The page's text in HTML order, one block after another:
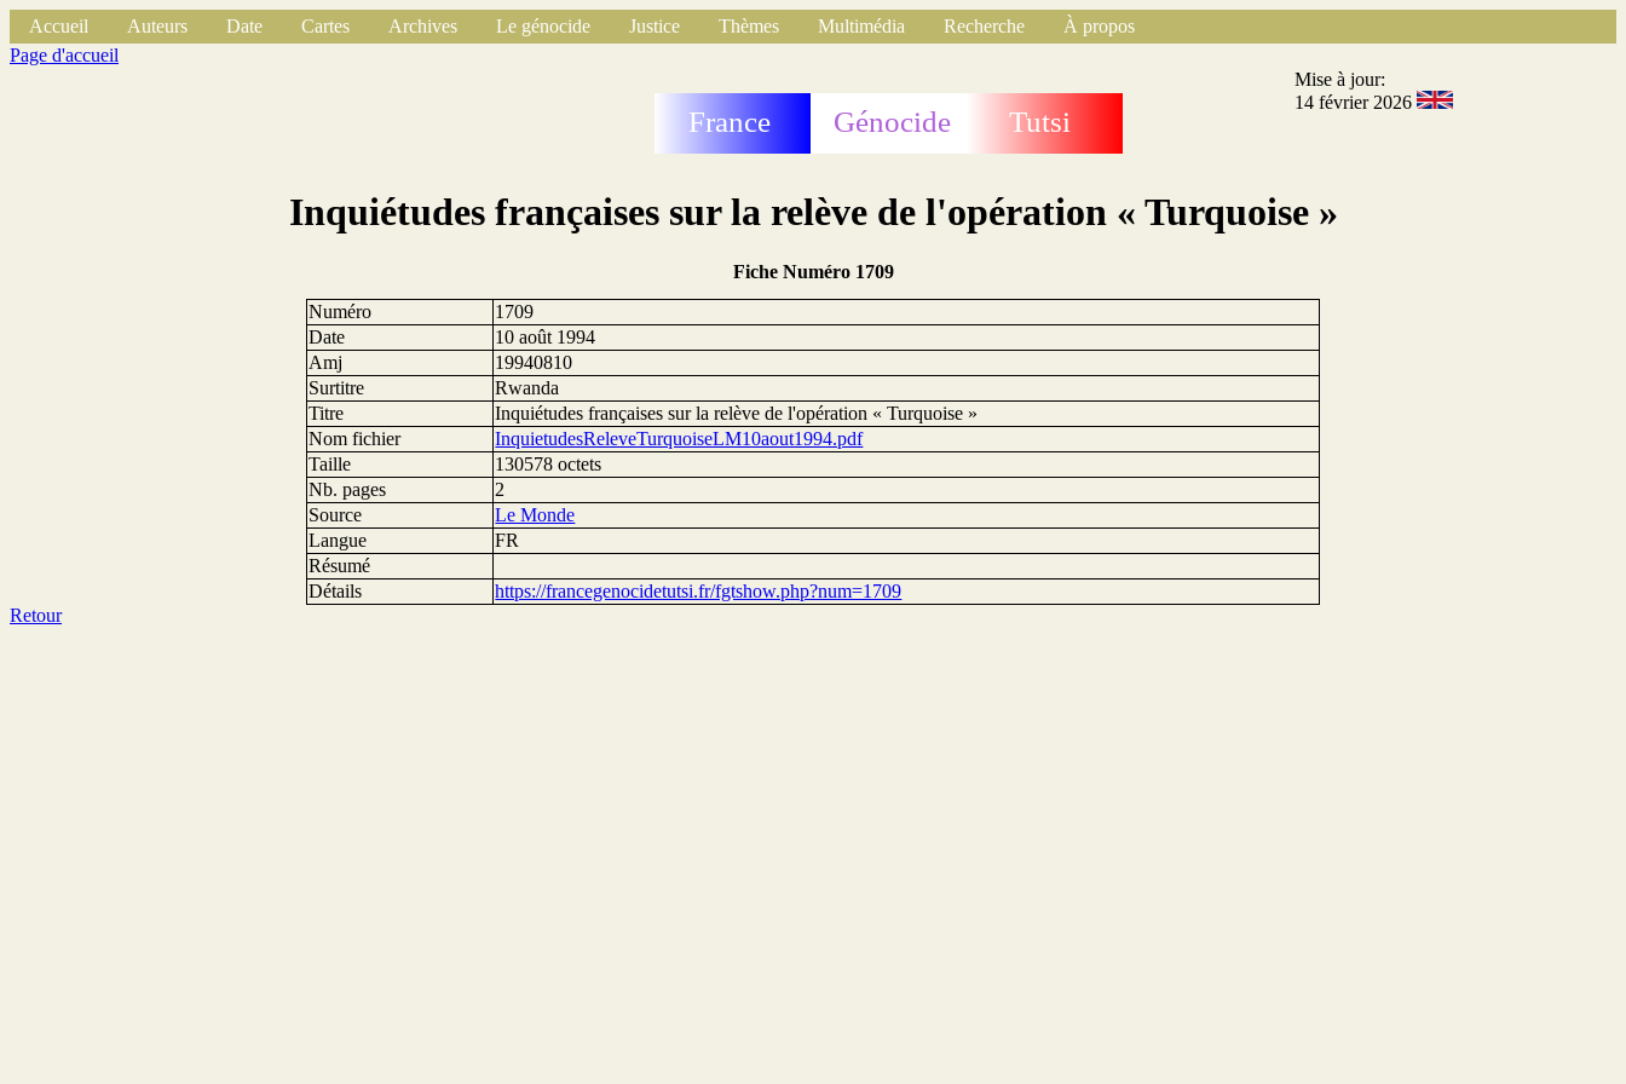
Accueil Auteurs Date Cartes Archives Le génocide Justice Thèmes Multimédia Recherche
À propos
Page d'accueil
France Génocide Tutsi
Mise à jour:
14 février 2026
Inquiétudes françaises sur la relève de l'opération « Turquoise »
Fiche Numéro 1709
Numéro
1709
Date
10 août 1994
Amj
19940810
Surtitre
Rwanda
Titre
Inquiétudes françaises sur la relève de l'opération « Turquoise »
Nom fichier
InquietudesReleveTurquoiseLM10aout1994.pdf
Taille
130578 octets
Nb. pages
2
Source
Le Monde
Langue
FR
Résumé
Détails
https://francegenocidetutsi.fr/fgtshow.php?num=1709
Retour